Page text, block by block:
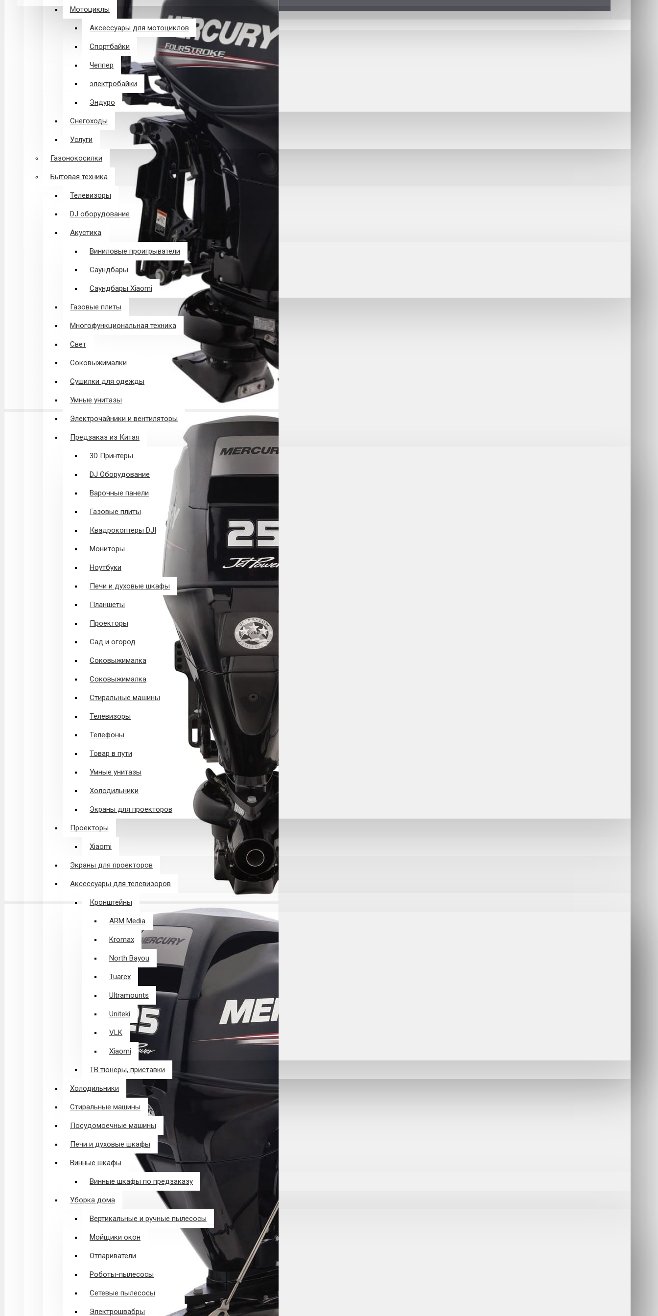
Мотоциклы
Аксессуары для мотоциклов
Спортбайки
Чеппер
электробайки
Эндуро
Снегоходы
Услуги
Газонокосилки
Бытовая техника
Телевизоры
DJ оборудование
Акустика
Виниловые проигрыватели
Саундбары
Саундбары Xiaomi
Газовые плиты
Многофункциональная техника
Свет
Соковыжималки
Сушилки для одежды
Умные унитазы
Электрочайники и вентиляторы
Предзаказ из Китая
3D Принтеры
DJ Оборудование
Варочные панели
Газовые плиты
Квадрокоптеры DJI
Мониторы
Ноутбуки
Печи и духовые шкафы
Планшеты
Проекторы
Сад и огород
Соковыжималка
Соковыжималка
Стиральные машины
Телевизоры
Телефоны
Товар в пути
Умные унитазы
Холодильники
Экраны для проекторов
Проекторы
Xiaomi
Экраны для проекторов
Аксессуары для телевизоров
Кронштейны
ARM Media
Kromax
North Bayou
Tuarex
Ultramounts
Uniteki
VLK
Xiaomi
ТВ тюнеры, приставки
Холодильники
Стиральные машины
Посудомоечные машины
Печи и духовые шкафы
Винные шкафы
Винные шкафы по предзаказу
Уборка дома
Вертикальные и ручные пылесосы
Мойщики окон
Отпариватели
Роботы-пылесосы
Сетевые пылесосы
Электрошвабры